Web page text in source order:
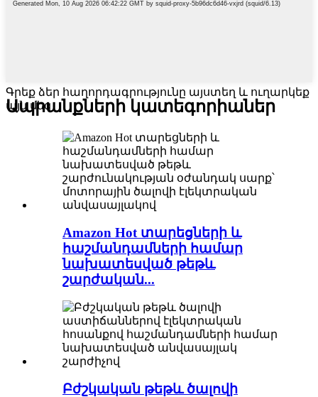
Գրեք ձեր հաղորդագրությունը այստեղ և ուղարկեք
այն մեզ
Ապրանքների կատեգորիաներ
Amazon Hot տարեցների և
հաշմանդամների համար
նախատեսված թեթև
շարժական...
Բժշկական թեթև ծալովի